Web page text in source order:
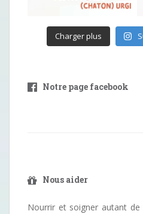
Charger plus
Notre page facebook
Nous aider
Nourrir et soigner autant